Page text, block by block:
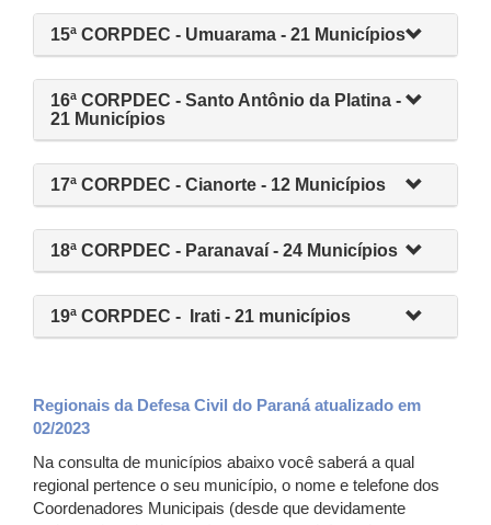
15ª CORPDEC - Umuarama - 21 Municípios
16ª CORPDEC - Santo Antônio da Platina -
21 Municípios
17ª CORPDEC - Cianorte - 12 Municípios
18ª CORPDEC - Paranavaí - 24 Municípios
19ª CORPDEC - Irati - 21 municípios
Regionais da Defesa Civil do Paraná atualizado em
02/2023
Na consulta de municípios abaixo você saberá a qual
regional pertence o seu município, o nome e telefone dos
Coordenadores Municipais (desde que devidamente